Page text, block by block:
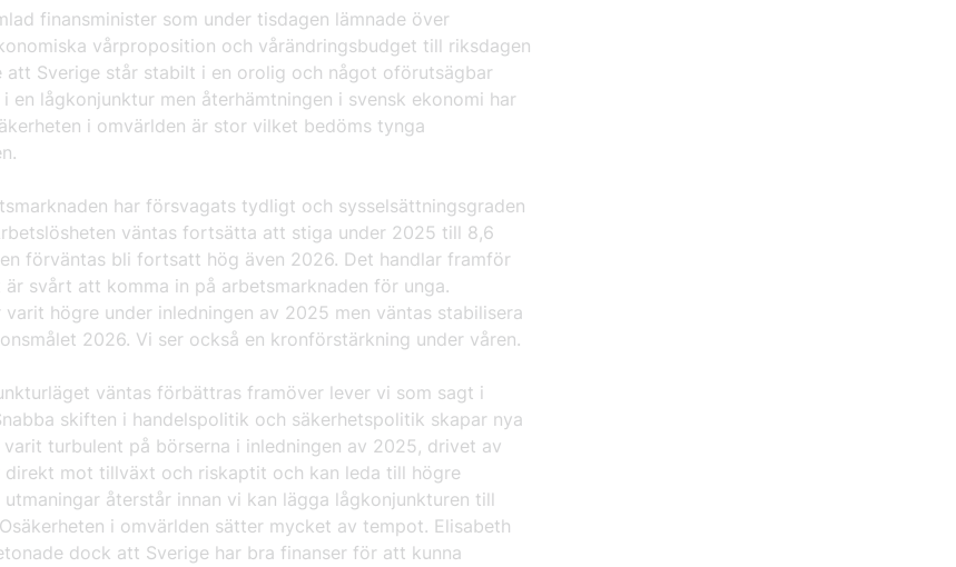
finansminister som under tisdagen lämnade över
vårproposition och vårändringsbudget till riksdagen
att Sverige står stabilt i en orolig och något oförutsägbar
en lågkonjunktur men återhämtningen i svensk ekonomi har
i omvärlden är stor vilket bedöms tynga
har försvagats tydligt och sysselsättningsgraden
väntas fortsätta att stiga under 2025 till 8,6
förväntas bli fortsatt hög även 2026. Det handlar framför
svårt att komma in på arbetsmarknaden för unga.
varit högre under inledningen av 2025 men väntas stabilisera
2026. Vi ser också en kronförstärkning under våren.
väntas förbättras framöver lever vi som sagt i
skiften i handelspolitik och säkerhetspolitik skapar nya
varit turbulent på börserna i inledningen av 2025, drivet av
direkt mot tillväxt och riskaptit och kan leda till högre
utmaningar återstår innan vi kan lägga lågkonjunkturen till
i omvärlden sätter mycket av tempot. Elisabeth
dock att Sverige har bra finanser för att kunna